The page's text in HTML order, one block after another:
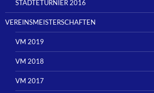
STÄDTETURNIER 2016
VEREINSMEISTERSCHAFTEN
VM 2019
VM 2018
VM 2017